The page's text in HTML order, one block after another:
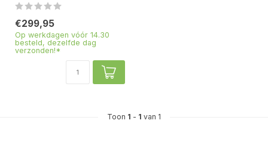
€299,95
Op werkdagen vóór 14.30
besteld, dezelfde dag
verzonden!*
Toon 1 - 1 van 1